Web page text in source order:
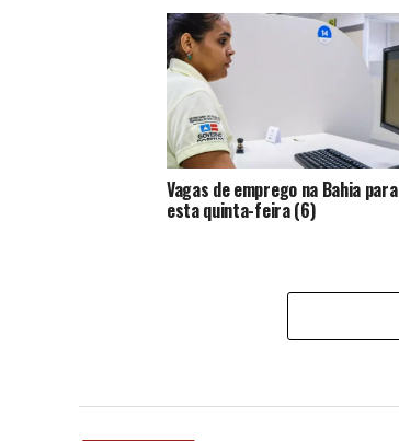
Vagas de emprego na Bahia para
esta quinta-feira (6)